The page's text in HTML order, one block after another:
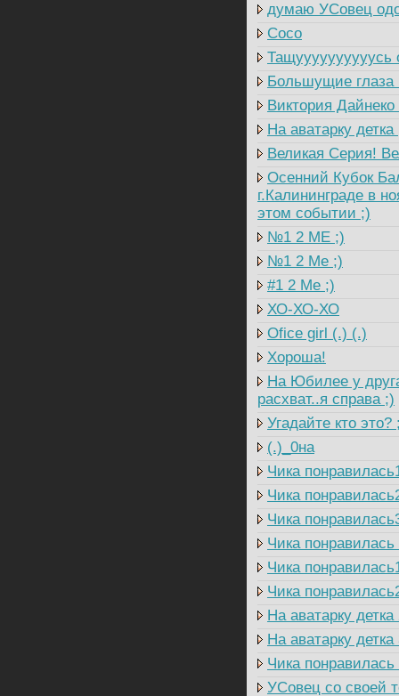
думаю УСовец
Coco
Тащуууууууууусь
Большущие глаза
Виктория
На аватарку детка
Великая Серия!
Осенний Кубок
г.Калининграде в
этом событии ;)
№1 2 ME ;)
№1 2 Me ;)
#1 2 Me ;)
ХО-ХО-ХО
Ofice girl (.) (.)
Хороша!
На Юбилее у
расхват..я справа ;)
Угадайте кто это?
(.)_0на
Чика
Чика
Чика
Чика
Чика
Чика
На аватарку детка
На аватарку детка
Чика понравилась
УСовец со своей